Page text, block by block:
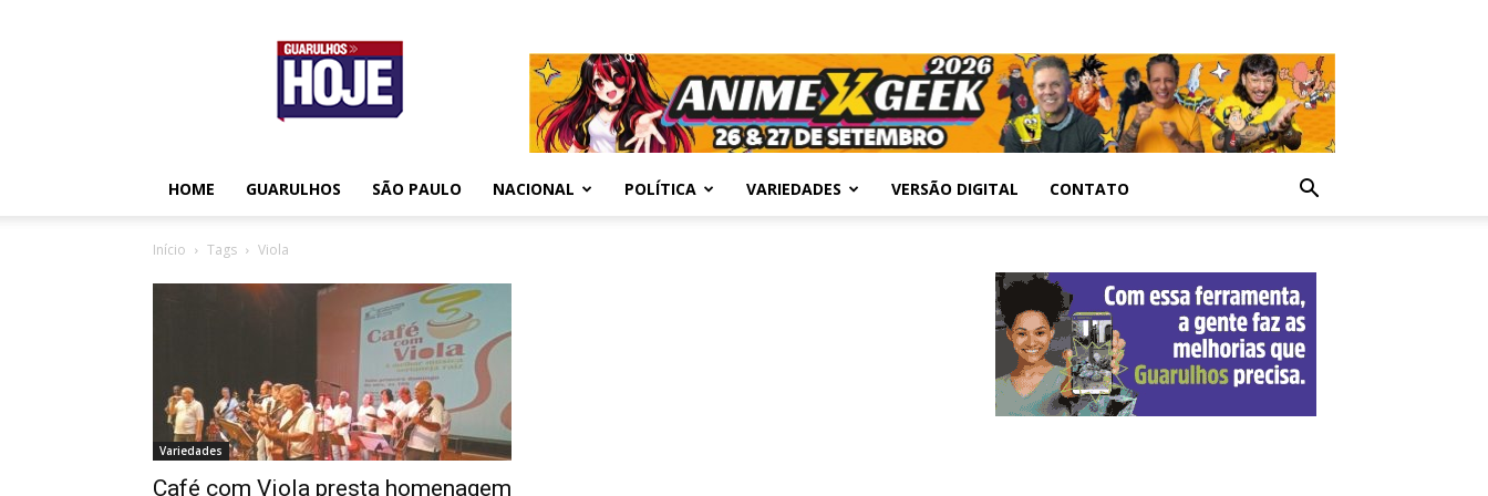
Guarulhos
Hoje
HOME GUARULHOS SÃO PAULO NACIONAL POLÍTICA VARIEDADES VERSÃO DIGITAL CONTATO
Início Tags Viola
Variedades
Café com Viola presta homenagem